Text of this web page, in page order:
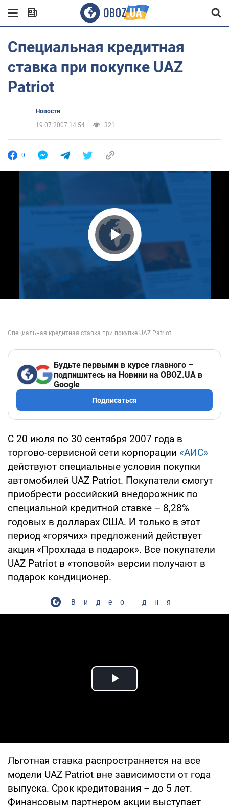
Специальная кредитная
ставка при покупке UAZ
Patriot
Новости
19.07.2007 14:54
321
0
Play Video
Будьте первыми в курсе главного –
подпишитесь на Новини на OBOZ.UA в
Google
Подписаться
С 20 июля по 30 сентября 2007 года в
торгово-сервисной сети корпорации «АИС»
действуют специальные условия покупки
автомобилей UAZ Patriot. Покупатели смогут
приобрести российский внедорожник по
специальной кредитной ставке – 8,28%
годовых в долларах США. И только в этот
период «горячих» предложений действует
акция «Прохлада в подарок». Все покупатели
UAZ Patriot в «топовой» версии получают в
подарок кондиционер.
Видео дня
Play Video
Льготная ставка распространяется на все
модели UAZ Patriot вне зависимости от года
выпуска. Срок кредитования – до 5 лет.
Финансовым партнером акции выступает